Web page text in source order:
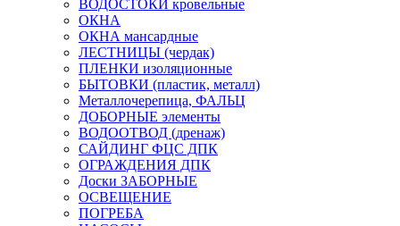
ВОДОСТОКИ кровельные
ОКНА
ОКНА мансардные
ЛЕСТНИЦЫ (чердак)
ПЛЕНКИ изоляционные
БЫТОВКИ (пластик, металл)
Металлочерепица, ФАЛЬЦ
ДОБОРНЫЕ элементы
ВОДООТВОД (дренаж)
САЙДИНГ ФЦС ДПК
ОГРАЖДЕНИЯ ДПК
Доски ЗАБОРНЫЕ
ОСВЕЩЕНИЕ
ПОГРЕБА